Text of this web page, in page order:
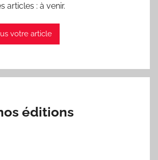
articles : à venir.
votre article
éditions